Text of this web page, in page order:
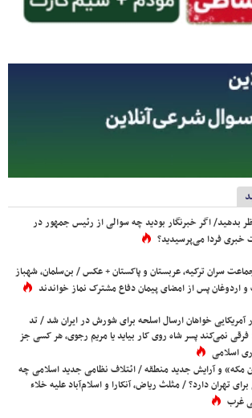
بدهید/ اگر خبرنگار بودید چه سوالی از رئیس جمهور در
فردا می‌پرسیدید؟
سران ترکیه، عربستان و پاکستان + عکس / بن‌سلمان، شهباز
اردوغان پس از امضای پیمان دفاع مشترک نماز خواندند
آمریکایی خواهان ارسال اسلحه برای شورش در ایران شد / تد
نمی‌کند پسر شاه روی کار بیاید یا مریم رجوی، هر کسی جز
اسلامی
مکه» و آرایش جدید منطقه / ائتلاف نظامی جدید اسلامی چه
تهران دارد؟ / مثلث ریاض، آنکارا و اسلام‌آباد علیه خلاء
غرب